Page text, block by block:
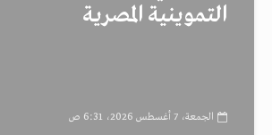
التموينية المصرية
الجمعة، 7 أغسطس 2026، 6:31 ص